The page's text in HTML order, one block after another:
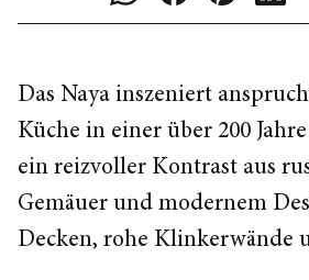
Das Naya inszeniert
Küche in einer über 200
ein reizvoller Kontrast aus
Gemäuer und modernem
Decken, rohe Klinkerwände